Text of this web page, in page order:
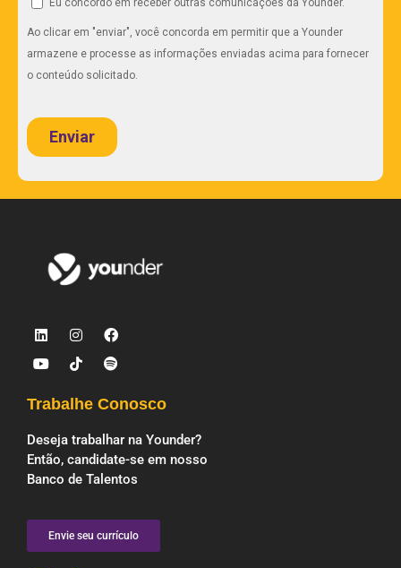
Trabalhe Conosco
Deseja trabalhar na Younder?
Então, candidate-se em nosso
Banco de Talentos
Envie seu currículo